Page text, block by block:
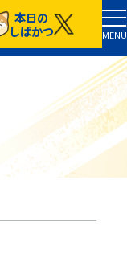
本日の
しばかつ
MENU